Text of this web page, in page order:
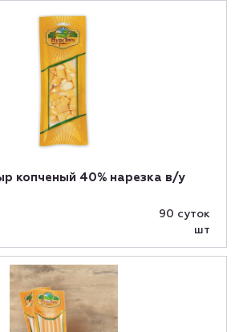
копченый 40% нарезка в/у
90 суток
шт